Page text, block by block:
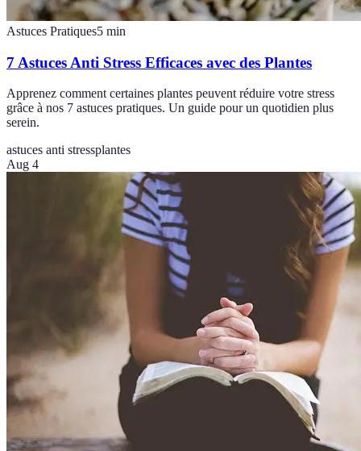
Astuces Pratiques5 min
7 Astuces Anti Stress Efficaces avec des Plantes
Apprenez comment certaines plantes peuvent réduire votre stress
grâce à nos 7 astuces pratiques. Un guide pour un quotidien plus
serein.
astuces anti stressplantes
Aug 4